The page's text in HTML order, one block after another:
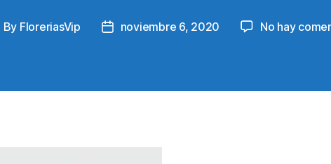
By FloreriasVip
Postnoviembre 6, 2020 No hay